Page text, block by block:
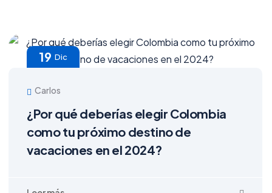
19 Dic
Carlos
¿Por qué deberías elegir Colombia
como tu próximo destino de
vacaciones en el 2024?